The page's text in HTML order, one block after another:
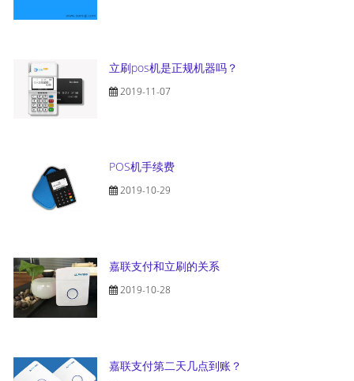
立刷pos机是正规机器吗？
2019-11-07
POS机手续费
2019-10-29
嘉联支付和立刷的关系
2019-10-28
嘉联支付第二天几点到账？